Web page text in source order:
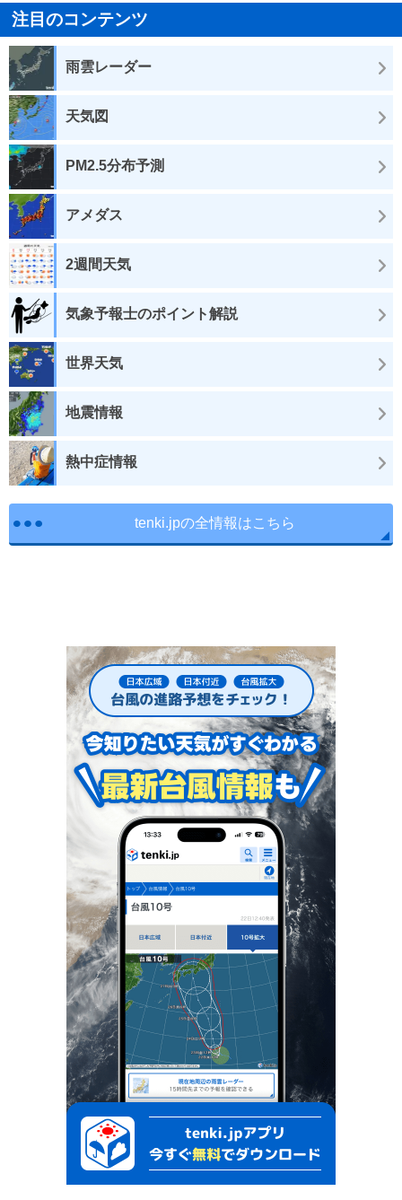
注目のコンテンツ
雨雲レーダー
天気図
PM2.5分布予測
アメダス
2週間天気
気象予報士のポイント解説
世界天気
地震情報
熱中症情報
tenki.jpの全情報はこちら